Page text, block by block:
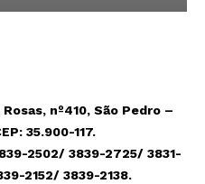
nº410, São Pedro –
35.900-117.
2502/ 3839-2725/ 3831-
2152/ 3839-2138.